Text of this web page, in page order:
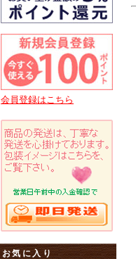
会員登録はこちら
お気に入り